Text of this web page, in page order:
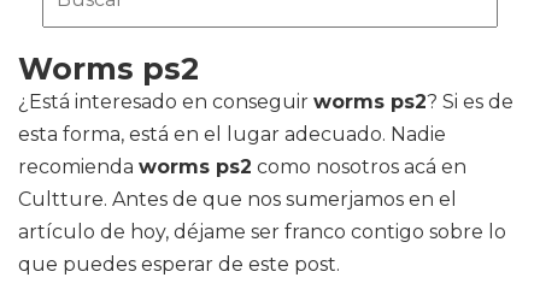
Worms ps2
¿Está interesado en conseguir worms ps2? Si es de
esta forma, está en el lugar adecuado. Nadie
recomienda worms ps2 como nosotros acá en
Cultture. Antes de que nos sumerjamos en el
artículo de hoy, déjame ser franco contigo sobre lo
que puedes esperar de este post.